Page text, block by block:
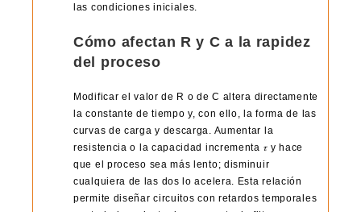
las condiciones iniciales.
Cómo afectan R y C a la rapidez
del proceso
Modificar el valor de R o de C altera directamente
la constante de tiempo y, con ello, la forma de las
curvas de carga y descarga. Aumentar la
resistencia o la capacidad incrementa 𝜏 y hace
que el proceso sea más lento; disminuir
cualquiera de las dos lo acelera. Esta relación
permite diseñar circuitos con retardos temporales